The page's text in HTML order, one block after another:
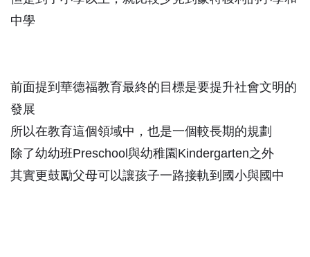
中學
前面提到華德福教育最終的目標是要提升社會文明的
發展
所以在教育這個領域中，也是一個較長期的規劃
除了幼幼班Preschool與幼稚園Kindergarten之外
其實更鼓勵父母可以讓孩子一路接軌到國小與國中